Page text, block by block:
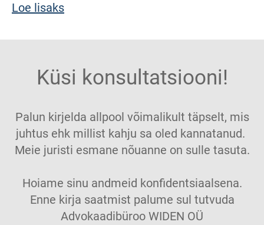
Loe lisaks
Küsi konsultatsiooni!
Palun kirjelda allpool võimalikult täpselt, mis
juhtus ehk millist kahju sa oled kannatanud.
Meie juristi esmane nõuanne on sulle tasuta.
Hoiame sinu andmeid konfidentsiaalsena.
Enne kirja saatmist palume sul tutvuda
Advokaadibüroo WIDEN OÜ